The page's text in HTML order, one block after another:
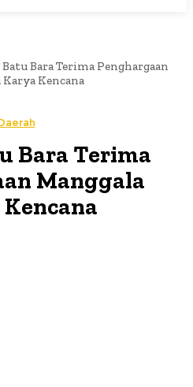
Bara Terima Penghargaan
Karya Kencana
Bara Terima
Manggala